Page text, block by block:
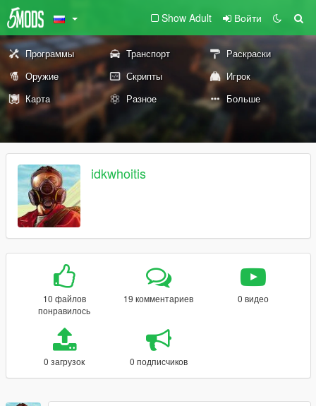
Show Adult Войти
Программы Транспорт
Раскраски
Оружие
Скрипты
Игрок
Карта
Разное Больше
idkwhoitis
10 файлов
понравилось
19 комментариев 0 видео
0 загрузок 0 подписчиков